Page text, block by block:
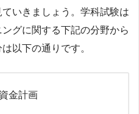
いきましょう。学科試験は
グに関する下記の分野から
以下の通りです。
金計画